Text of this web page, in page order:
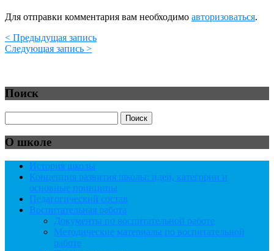
Для отправки комментария вам необходимо авторизоваться.
< Предыдущая запись
Следующая запись >
Поиск
О школе
История школы
Концепция развития школы: идеи, категории и
основные принципы
Педагогический состав
Воспитательная работа
Документы по воспитательной работе
Методические материалы по воспитательной
работе